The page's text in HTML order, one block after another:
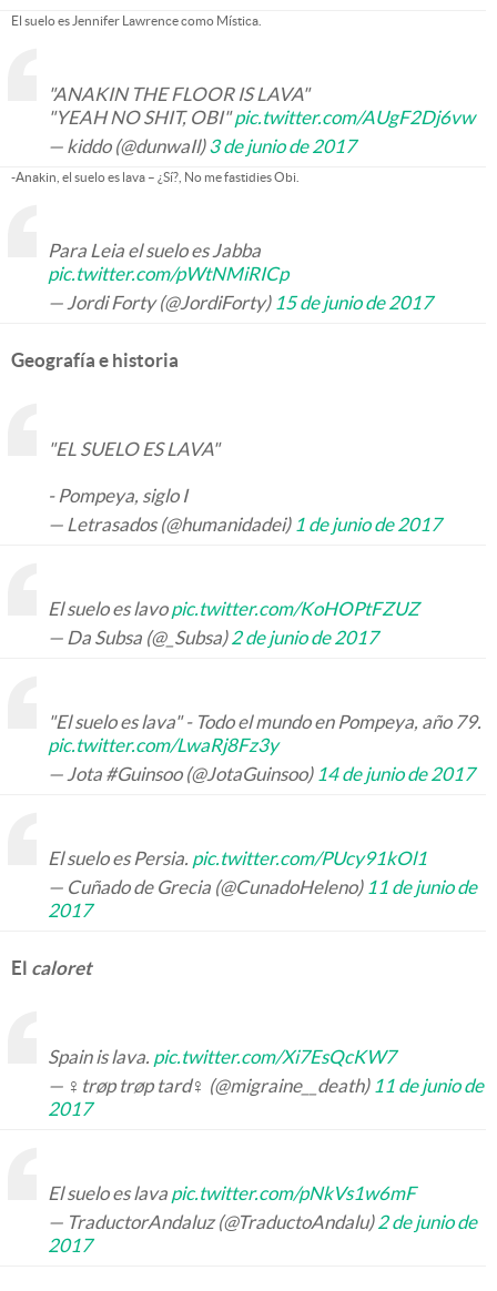
El suelo es Jennifer Lawrence como Mística.
"ANAKIN THE FLOOR IS LAVA"
"YEAH NO SHIT, OBI"pic.twitter.com/AUgF2Dj6vw
— kiddo (@dunwaIl)3 de junio de 2017
-Anakin, el suelo es lava – ¿Sí?, No me fastidies Obi.
Para Leia el suelo es Jabba
pic.twitter.com/pWtNMiRICp
— Jordi Forty (@JordiForty) 15 de junio de 2017
Geografía e historia
"EL SUELO ES LAVA"
- Pompeya, siglo I
— Letrasados (@humanidadei) 1 de junio de 2017
El suelo es lavopic.twitter.com/KoHOPtFZUZ
— Da Subsa (@_Subsa)2 de junio de 2017
"El suelo es lava" - Todo el mundo en Pompeya, año 79.
pic.twitter.com/LwaRj8Fz3y
— Jota #Guinsoo (@JotaGuinsoo) 14 de junio de 2017
El suelo es Persia. pic.twitter.com/PUcy91kOl1
— Cuñado de Grecia (@CunadoHeleno) 11 de junio de
2017
El caloret
Spain is lava. pic.twitter.com/Xi7EsQcKW7
— ♀trøp trøp tard♀ (@migraine__death) 11 de junio de
2017
El suelo es lava pic.twitter.com/pNkVs1w6mF
— TraductorAndaluz (@TraductoAndalu)2 de junio de
2017